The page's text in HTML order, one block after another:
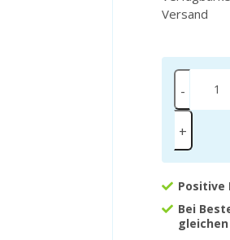
Versand
-
+
Positive
Bei